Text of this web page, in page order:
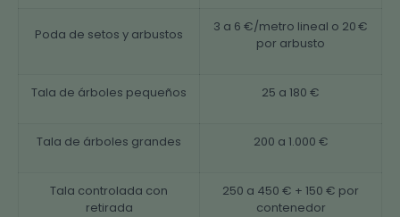
Poda de setos y arbustos
3 a 6 €/metro lineal o 20 €
por arbusto
Tala de árboles pequeños 25 a 180 €
Tala de árboles grandes 200 a 1.000 €
Tala controlada con
retirada
250 a 450 € + 150 € por
contenedor